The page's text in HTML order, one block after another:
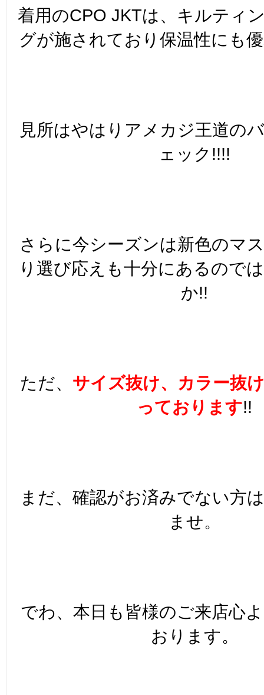
着用のCPO JKTは、キルティ
グが施されており保温性にも
見所はやはりアメカジ王道の
ェック!!!!
さらに今シーズンは新色のマ
り選び応えも十分にあるので
か!!
ただ、 サイズ抜け、カラー抜
っております!!
まだ、確認がお済みでない方
ませ。
でわ、本日も皆様のご来店心
おります。